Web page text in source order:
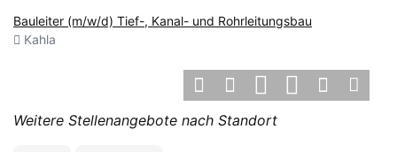
Bauleiter (m/w/d) Tief-, Kanal- und Rohrleitungsbau
Kahla
Weitere Stellenangebote nach Standort